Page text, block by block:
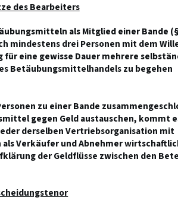
des Bearbeiters
als Mitglied einer Bande
mindestens drei Personen mit dem
eine gewisse Dauer mehrere
Betäubungsmittelhandels zu begehen
zu einer Bande
gegen Geld austauschen, kommt
derselben Vertriebsorganisation mit
Verkäufer und Abnehmer
der Geldflüsse zwischen den